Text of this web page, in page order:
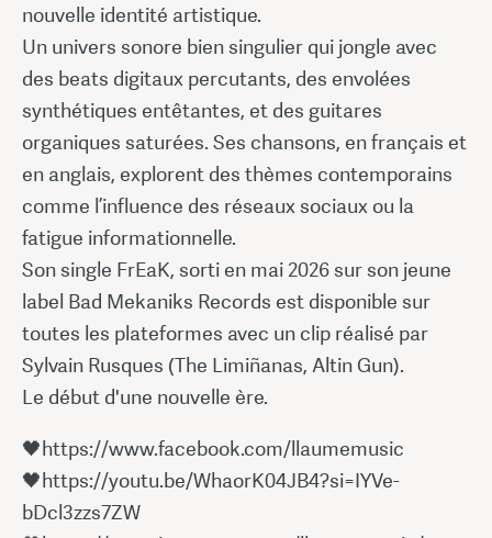
nouvelle identité artistique.
Un univers sonore bien singulier qui jongle avec
des beats digitaux percutants, des envolées
synthétiques entêtantes, et des guitares
organiques saturées. Ses chansons, en français et
en anglais, explorent des thèmes contemporains
comme l’influence des réseaux sociaux ou la
fatigue informationnelle.
Son single FrEaK, sorti en mai 2026 sur son jeune
label Bad Mekaniks Records est disponible sur
toutes les plateformes avec un clip réalisé par
Sylvain Rusques (The Limiñanas, Altin Gun).
Le début d'une nouvelle ère.
🖤https://www.facebook.com/llaumemusic
🖤https://youtu.be/WhaorK04JB4?si=IYVe-
bDcl3zzs7ZW